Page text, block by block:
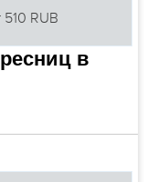
510 RUB
в